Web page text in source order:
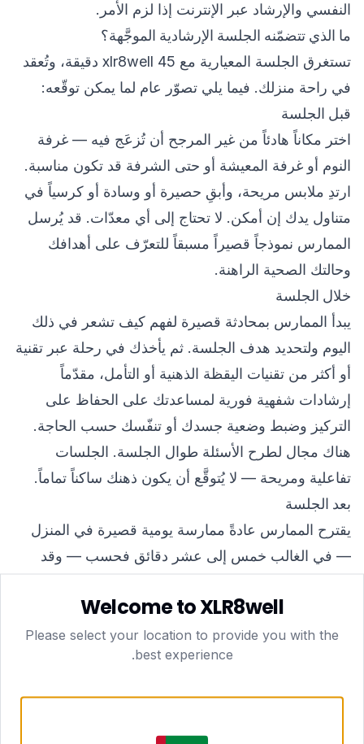
النفسي والإرشاد عبر الإنترنت إذا لزم الأمر.
ما الذي تتضمّنه الجلسة الإرشادية الموجَّهة؟
تستغرق الجلسة المعيارية مع xlr8well 45 دقيقة، وتُعقد
في راحة منزلك. فيما يلي تصوّر عام لما يمكن توقّعه:
قبل الجلسة
اختر مكاناً هادئاً من غير المرجح أن تُزعَج فيه — غرفة
النوم أو غرفة المعيشة أو حتى الشرفة قد تكون مناسبة.
ارتدِ ملابس مريحة، وأبقِ حصيرة أو وسادة أو كرسياً في
متناول يدك إن أمكن. لا تحتاج إلى أي معدّات. قد يُرسل
الممارس نموذجاً قصيراً مسبقاً للتعرّف على أهدافك
وحالتك الصحية الراهنة.
خلال الجلسة
يبدأ الممارس بمحادثة قصيرة لفهم كيف تشعر في ذلك
اليوم ولتحديد هدف الجلسة. ثم يأخذك في رحلة عبر تقنية
أو أكثر من تقنيات اليقظة الذهنية أو التأمل، مقدّماً
إرشادات شفهية فورية لمساعدتك على الحفاظ على
التركيز وضبط وضعية جسدك أو تنفّسك حسب الحاجة.
هناك مجال لطرح الأسئلة طوال الجلسة. الجلسات
تفاعلية ومريحة — لا يُتوقَّع أن يكون ذهنك ساكناً تماماً.
بعد الجلسة
يقترح الممارس عادةً ممارسة يومية قصيرة في المنزل
— في الغالب خمس إلى عشر دقائق فحسب — وقد
الاطّلاع على ملاحظات جلستك عبر لوحة التحكم الخاصة
بك على xlr8well.
الفوائد المحتملة لممارسة اليقظة الذهنية بانتظام
تفاوت النتائج الفردية وعدم إمكانية ضمان أي مخرجات،
Welcome to XLR8well
Please select your location to provide you with the
best experience.